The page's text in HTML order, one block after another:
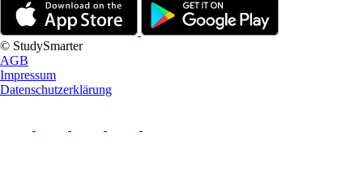
© StudySmarter
AGB
Impressum
Datenschutzerklärung